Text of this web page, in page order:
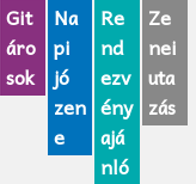
Git
áro
sok
Na
pi
jó
zen
e
Re
nd
ezv
ény
ajá
nló
Ze
nei
uta
zás